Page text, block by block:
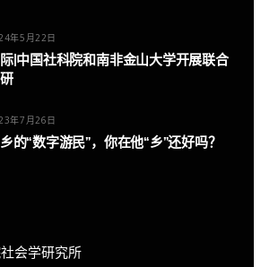
年5月22日
|中国社科院和南非金山大学开展联合
年7月26日
的“数字游民”，你在他“乡”还好吗？
会学研究所